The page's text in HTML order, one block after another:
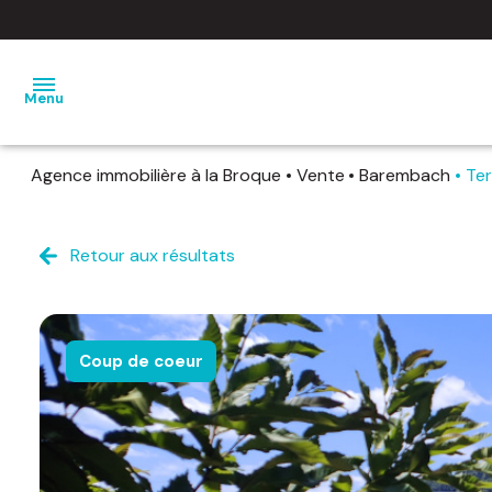
Menu
nos
estimation
notre
agence
Agence immobilière à la Broque Vente Barembach
Retour aux résultats
Coup de coeur